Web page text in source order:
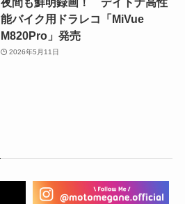
能バイク用ドラレコ「MiVue
M820Pro」発売
2026年5月11日